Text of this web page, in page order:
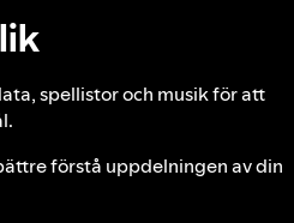
spellistor och musik för att
förstå uppdelningen av din